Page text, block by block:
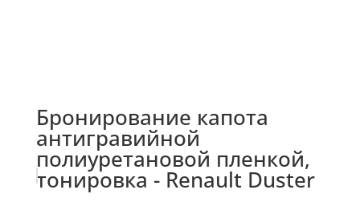
Бронирование капота
антигравийной
полиуретановой пленкой,
тонировка - Renault Duster